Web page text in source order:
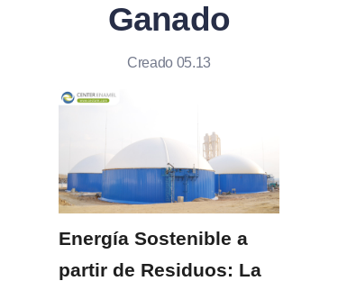
Ganado
Creado 05.13
Energía Sostenible a
partir de Residuos: La